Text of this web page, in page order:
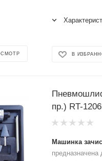
В
пр.) RT-
Машинка
предназначена